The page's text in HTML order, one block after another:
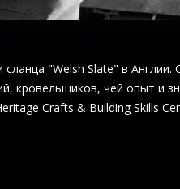
"Welsh Slate" в
кровельщиков, чей опыт и
Crafts & Building Skills